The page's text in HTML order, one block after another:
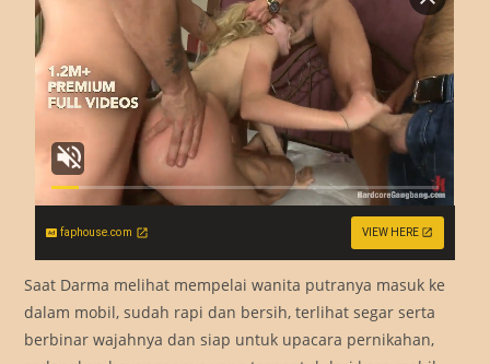
faphouse.com VIEW HERE
Saat Darma melihat mempelai wanita putranya masuk ke
dalam mobil, sudah rapi dan bersih, terlihat segar serta
berbinar wajahnya dan siap untuk upacara pernikahan,